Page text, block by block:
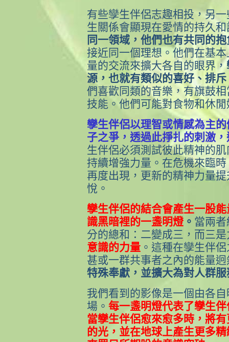
有些孿生伴侶志趣相投，另
生關係會顯現在愛情的持久和
同一領域，他們也有共同的抱
接近同一個理想。他們在基
量的交流來擴大各自的眼界，
源，也就有類似的喜好、排
們喜歡同類的音樂，有旗鼓
技能。他們可能對食物和休
孿生伴侶以理智或情感為主
子之爭，透過此掙扎的刺激
生伴侶必須測試彼此精神的
持續增強力量。在危機來臨
再度出現，更新的精神力量
悅。
孿生伴侶的結合會產生一股
識黑暗裡的一盞明燈。 當兩
分的總和：二變成三，而三
意識的力量 。這種在孿生伴
甚或一群共事者之內的能量
特殊奉獻，並擴大為對人群
我們看到的影像是一個由各
場。 每一盞明燈代表了孿生
當孿生伴侶愈來愈多時，將
的光，並在地球上產生更多